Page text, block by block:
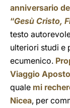
anniversario
“Gesù Cristo,
testo
ulteriori studi e
ecumenico.
Viaggio
quale mi
Nicea, per